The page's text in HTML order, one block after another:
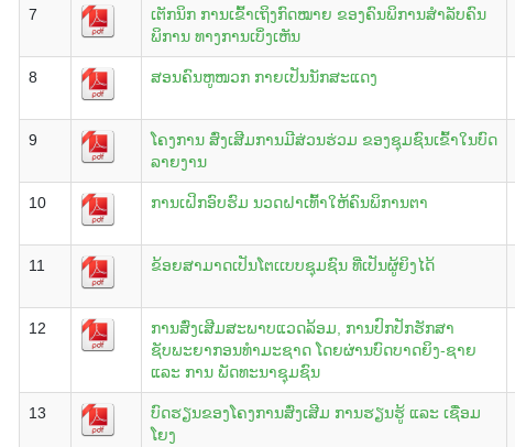
7
ເຕັກນິກ ການເຂົ້າເຖິງກົດໝາຍ ຂອງຄົນພິການສຳລັບຄົນ
ພິການ ທາງການເບິ່ງເຫັນ
8 ສອນຄົນຫູໜວກ ກາຍເປັນນັກສະແດງ
9
ໂຄງການ ສົ່ງເສີມການມີສ່ວນຮ່ວມ ຂອງຊຸມຊົນເຂົ້າໃນບົດ
ລາຍງານ
10 ການເຝິກອົບຮົມ ນວດຝາເທົ້າໃຫ້ຄົນພິການຕາ
11 ຂ້ອຍສາມາດເປັນໂຕເເບບຊຸມຊົນ ທີ່ເປັນຜູ້ຍິງໄດ້
12
ການສົ່ງເສີມສະພາບແວດລ້ອມ, ການປົກປັກຮັກສາ
ຊັບພະຍາກອນທຳມະຊາດ ໂດຍຜ່ານບົດບາດຍິງ-ຊາຍ
ແລະ ການ ພັດທະນາຊຸມຊົນ
13
ບົດຮຽນຂອງໂຄງການສົ່ງເສີມ ການຮຽນຮູ້ ແລະ ເຊື່ອມ
ໂຍງ